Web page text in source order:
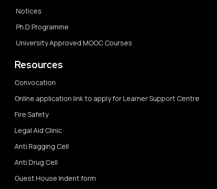
Notices
Ph.D Programme
University Approved MOOC Courses
Resources
Convocation
Online application link to apply for Learner Support Centre
Fire Safety
Legal Aid Clinic
Anti Ragging Cell
Anti Drug Cell
Guest House Indent form